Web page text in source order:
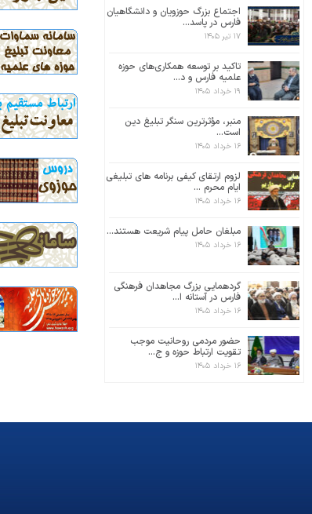
اجتماع بزرگ حوزویان و دانشگاهیان
فارس در پاسد...
۱۷ تیر ۱۴۰۵
تاکید بر توسعه همکاری‌های حوزه
علمیه فارس و د...
۱۹ خرداد ۱۴۰۵
منبر، مؤثرترین سنگر تبلیغ دین
است...
۱۶ خرداد ۱۴۰۵
لزوم ارتقای کیفی برنامه های تبلیغی
ایام محرم ...
۱۶ خرداد ۱۴۰۵
مبلغان حامل پیام شریعت هستند...
۱۶ خرداد ۱۴۰۵
گردهمایی بزرگ مجاهدان فرهنگی
فارس در آستانه ا...
۱۶ خرداد ۱۴۰۵
حضور مردمی روحانیت موجب
تقویت ارتباط حوزه و ج...
۱۶ خرداد ۱۴۰۵